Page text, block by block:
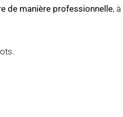
de manière professionnelle,